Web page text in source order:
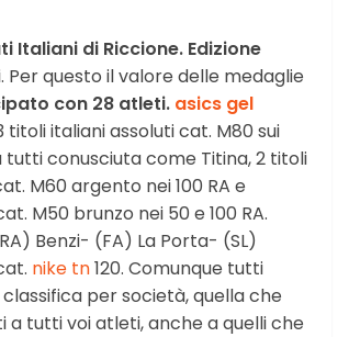
Italiani di Riccione. Edizione
questo il valore delle medaglie
con 28 atleti. asics gel
titoli italiani assoluti cat. M80 sui
tutti conusciuta come Titina, 2 titoli
M60 argento nei 100 RA e
M50 brunzo nei 50 e 100 RA.
Benzi- (FA) La Porta- (SL)
nike tn120. Comunque tutti
per società, quella che
a tutti voi atleti, anche a quelli che